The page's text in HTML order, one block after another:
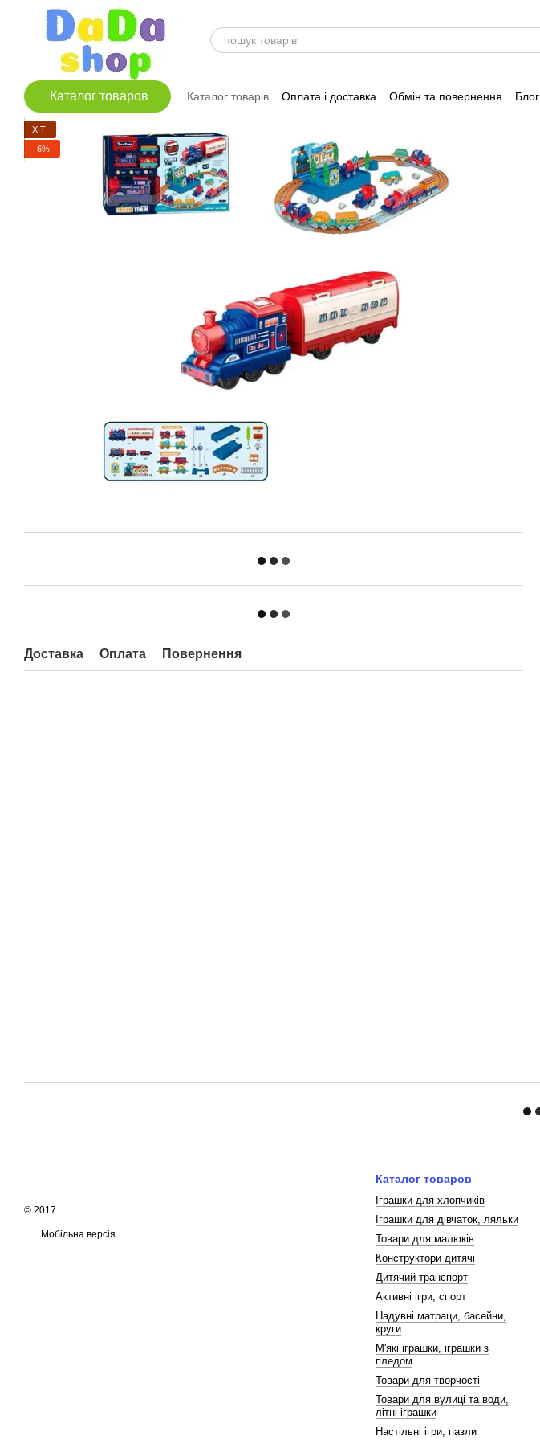
Перейти до основного контенту
Каталог товаров Каталог товарів Оплата і доставка Обмін та повернення Блог
ХІТ
−6%
Доставка Оплата Повернення
© 2017
Мобільна версія
Каталог товаров
Іграшки для хлопчиків
Іграшки для дівчаток, ляльки
Товари для малюків
Конструктори дитячі
Дитячий транспорт
Активні ігри, спорт
Надувні матраци, басейни,
круги
М'які іграшки, іграшки з
пледом
Товари для творчості
Товари для вулиці та води,
літні іграшки
Настільні ігри, пазли